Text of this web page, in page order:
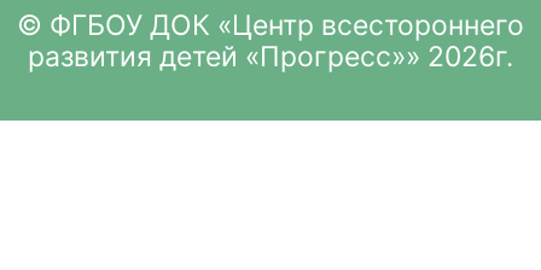
© ФГБОУ ДОК «Центр всестороннего
развития детей «Прогресс»» 2026г.